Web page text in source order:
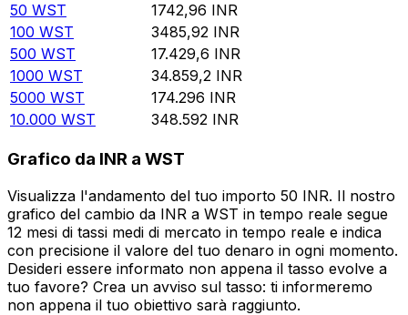
50 WST 1742,96 INR
100 WST 3485,92 INR
500 WST 17.429,6 INR
1000 WST 34.859,2 INR
5000 WST 174.296 INR
10.000 WST 348.592 INR
Grafico da INR a WST
Visualizza l'andamento del tuo importo 50 INR. Il nostro
grafico del cambio da INR a WST in tempo reale segue
12 mesi di tassi medi di mercato in tempo reale e indica
con precisione il valore del tuo denaro in ogni momento.
Desideri essere informato non appena il tasso evolve a
tuo favore? Crea un avviso sul tasso: ti informeremo
non appena il tuo obiettivo sarà raggiunto.